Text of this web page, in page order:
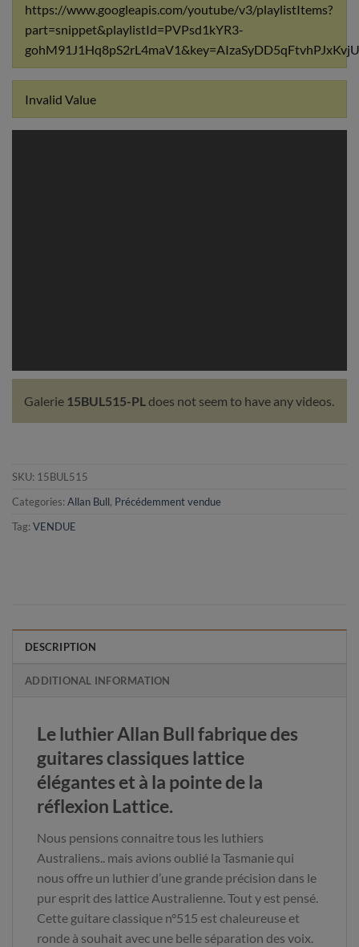
https://www.googleapis.com/youtube/v3/playlistItems?
part=snippet&playlistId=PVPsd1kYR3-
Invalid Value
Galerie 15BUL515-PLdoes not seem to have any videos.
SKU: 15BUL515
Categories: Allan Bull, Précédemment vendue
Tag: VENDUE
DESCRIPTION
ADDITIONAL INFORMATION
Le luthier Allan Bull fabrique des
guitares classiques lattice
élégantes et à la pointe de la
réflexion Lattice.
Nous pensions connaitre tous les luthiers
Australiens.. mais avions oublié la Tasmanie qui
nous offre un luthier d’une grande précision dans le
pur esprit des lattice Australienne. Tout y est pensé.
Cette guitare classique n°515 est chaleureuse et
ronde à souhait avec une belle séparation des voix.